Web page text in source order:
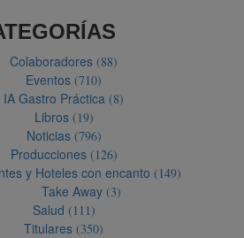
Colaboradores (88)
Eventos (710)
IA Gastro Práctica (8)
Libros (19)
Noticias (796)
Producciones (126)
y Hoteles con encanto (149)
Take Away (3)
Salud (111)
Titulares (350)